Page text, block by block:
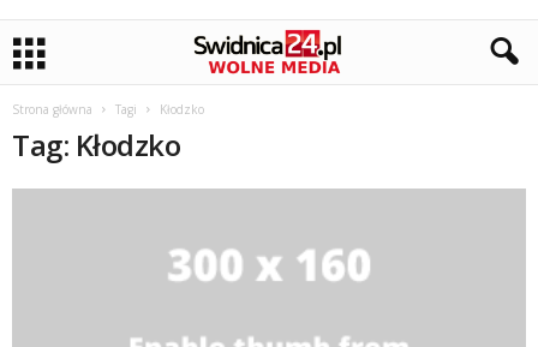
Strona główna Tagi Kłodzko
Tag: Kłodzko